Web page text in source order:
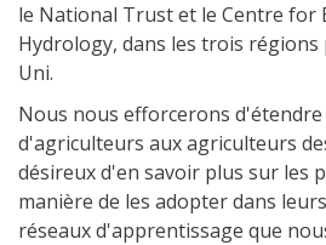
le National Trust et le Centre for
Hydrology, dans les trois régions
Uni.
Nous nous efforcerons
d'agriculteurs aux agriculteurs
désireux d'en savoir plus sur les
manière de les adopter dans
réseaux d'apprentissage que